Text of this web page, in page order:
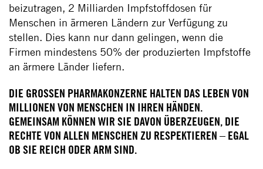
beizutragen, 2 Milliarden Impfstoffdosen für
Menschen in ärmeren Ländern zur Verfügung zu
stellen. Dies kann nur dann gelingen, wenn die
Firmen mindestens 50% der produzierten Impfstoffe
an ärmere Länder liefern.
DIE GROSSEN PHARMAKONZERNE HALTEN DAS LEBEN VON M
ILLIONEN VON MENSCHEN IN IHREN HÄNDEN.
GEMEINSAM KÖNNEN WIR SIE DAVON ÜBERZEUGEN, DIE
RECHTE VON ALLEN MENSCHEN ZU RESPEKTIEREN – EGAL
OB SIE REICH ODER ARM SIND.